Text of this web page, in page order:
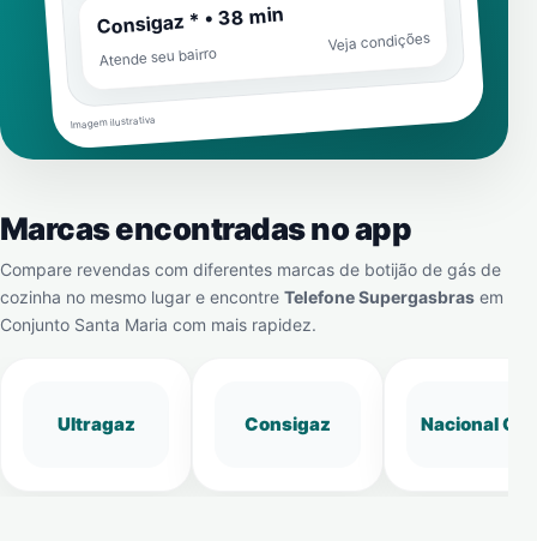
Consigaz * • 38 min
Atende seu bairro
Veja condições
Imagem ilustrativa
Marcas encontradas no app
Compare revendas com diferentes marcas de botijão de gás de
cozinha no mesmo lugar e encontre Telefone Supergasbras em
Conjunto Santa Maria com mais rapidez.
Ultragaz Consigaz Nacional Gás